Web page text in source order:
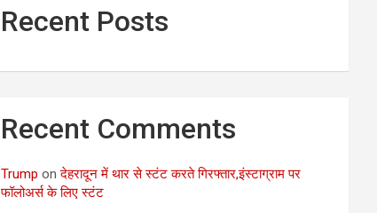
Recent Posts
Recent Comments
Trump onदेहरादून में थार से स्टंट करते गिरफ्तार,इंस्टाग्राम पर
फॉलोअर्स के लिए स्टंट